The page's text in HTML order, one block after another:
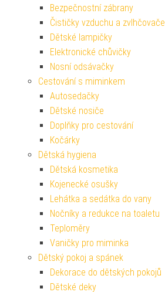
Bezpečnostní zábrany
Čističky vzduchu a zvlhčovače
Dětské lampičky
Elektronické chůvičky
Nosní odsávačky
Cestování s miminkem
Autosedačky
Dětské nosiče
Doplňky pro cestování
Kočárky
Dětská hygiena
Dětská kosmetika
Kojenecké osušky
Lehátka a sedátka do vany
Nočníky a redukce na toaletu
Teploměry
Vaničky pro miminka
Dětský pokoj a spánek
Dekorace do dětských pokojů
Dětské deky